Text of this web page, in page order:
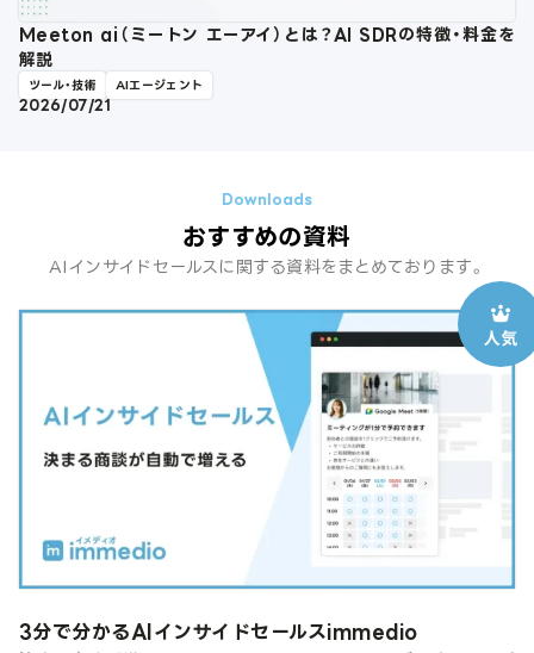
Meeton ai（ミートン エーアイ）とは？AI SDRの特徴・料金を
解説
ツール・技術 AIエージェント
2026/07/21
おすすめの資料
AIインサイドセールスに関する資料をまとめております。
3分で分かるAIインサイドセールスimmedio